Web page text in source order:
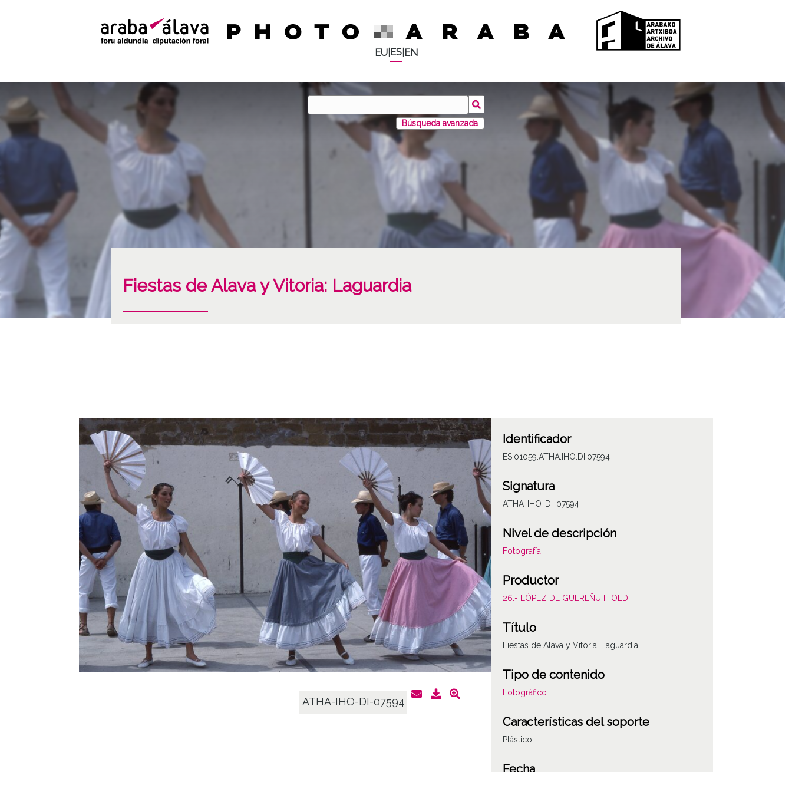
EU| ES| EN
Búsqueda avanzada
Fiestas de Alava y Vitoria: Laguardia
ATHA-IHO-DI-07594
Identificador
ES.01059.ATHA.IHO.DI.07594
Signatura
ATHA-IHO-DI-07594
Nivel de descripción
Fotografía
Productor
26.- LÓPEZ DE GUEREÑU IHOLDI
Título
Fiestas de Alava y Vitoria: Laguardia
Tipo de contenido
Fotográfico
Características del soporte
Plástico
Fecha